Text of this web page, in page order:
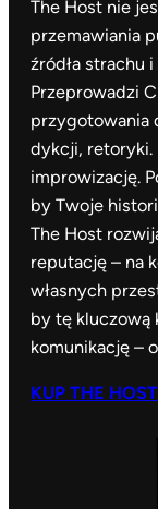
The Host nie
przemawiania
źródła strachu
Przeprowadzi
przygotowania
dykcji, retoryki.
improwizację.
by Twoje
The Host
reputację – na
własnych
by tę kluczową
komunikację –
KUP THE HOST